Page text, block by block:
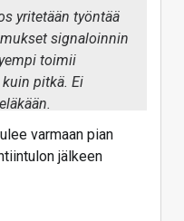
yritetään työntää
signaloinnin
toimii
pitkä. Ei
varmaan pian
jälkeen